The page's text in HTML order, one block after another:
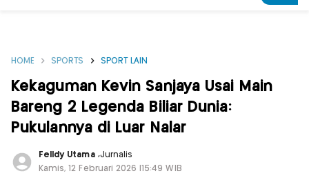
HOME SPORTS SPORT LAIN
Kekaguman Kevin Sanjaya Usai Main
Bareng 2 Legenda Biliar Dunia:
Pukulannya di Luar Nalar
Felldy Utama ,Jurnalis
Kamis, 12 Februari 2026 |15:49 WIB